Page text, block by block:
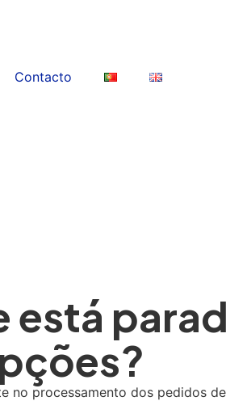
Contacto
no processamento dos pedidos